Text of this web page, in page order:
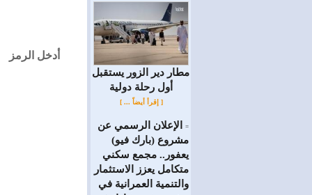
أدخل الرمز
مطار دير الزور يستقبل
أول رحلة دولية
[ إقرأ أيضاً ... ]
=
الإعلان الرسمي عن
مشروع (بارك فيو)
يعفور.. مجمع سكني
متكامل يعزز الاستثمار
والتنمية العمرانية في